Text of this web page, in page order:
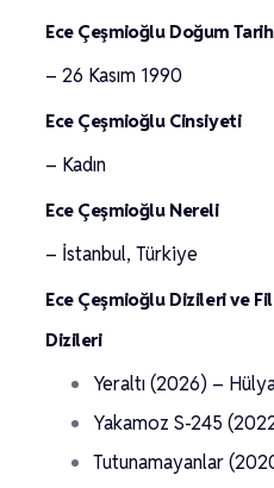
Ece Çeşmioğlu Doğum
– 26 Kasım 1990
Ece Çeşmioğlu Cinsiyeti
– Kadın
Ece Çeşmioğlu Nereli
– İstanbul, Türkiye
Ece Çeşmioğlu Dizileri ve
Dizileri
Yeraltı (2026) –
Yakamoz S-245
Tutunamayanlar